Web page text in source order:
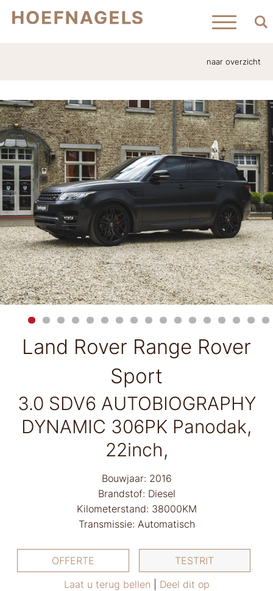
Verkocht
Contact
naar overzicht
Land Rover Range Rover
Sport
3.0 SDV6 AUTOBIOGRAPHY
DYNAMIC 306PK Panodak,
22inch,
Bouwjaar: 2016
Brandstof: Diesel
Kilometerstand: 38000KM
Transmissie: Automatisch
OFFERTE
TESTRIT
Laat u terug bellen
Deel dit op